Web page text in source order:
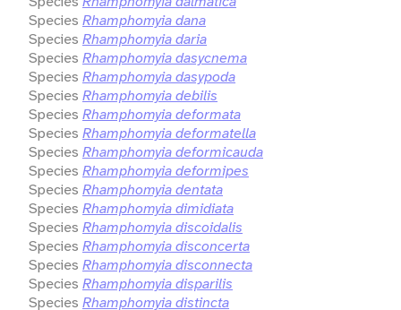
Species Rhamphomyia dana
Species Rhamphomyia daria
Species Rhamphomyia dasycnema
Species Rhamphomyia dasypoda
Species Rhamphomyia debilis
Species Rhamphomyia deformata
Species Rhamphomyia deformatella
Species Rhamphomyia deformicauda
Species Rhamphomyia deformipes
Species Rhamphomyia dentata
Species Rhamphomyia dimidiata
Species Rhamphomyia discoidalis
Species Rhamphomyia disconcerta
Species Rhamphomyia disconnecta
Species Rhamphomyia disparilis
Species Rhamphomyia distincta